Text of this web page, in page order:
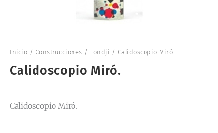
Inicio / Construcciones / Londji / Calidoscopio Miró.
Calidoscopio Miró.
Calidoscopio Miró.